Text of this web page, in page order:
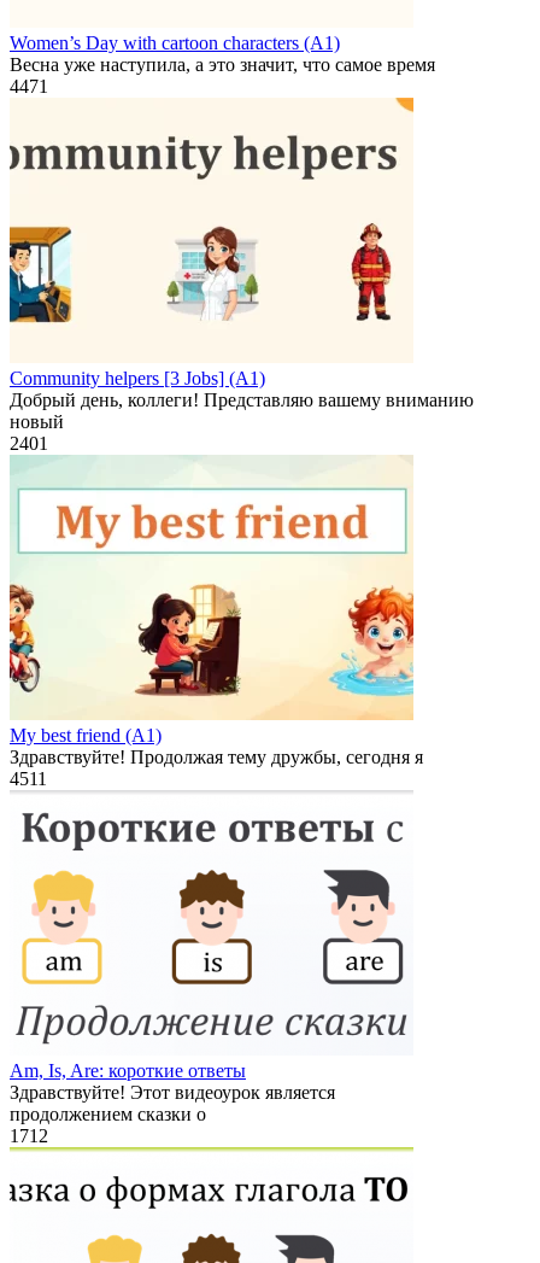
Women’s Day with cartoon characters (A1)
Весна уже наступила, а это значит, что самое время
4471
Community helpers [3 Jobs] (A1)
Добрый день, коллеги! Представляю вашему вниманию
новый
2401
My best friend (A1)
Здравствуйте! Продолжая тему дружбы, сегодня я
4511
Am, Is, Are: короткие ответы
Здравствуйте! Этот видеоурок является
продолжением сказки о
1 712